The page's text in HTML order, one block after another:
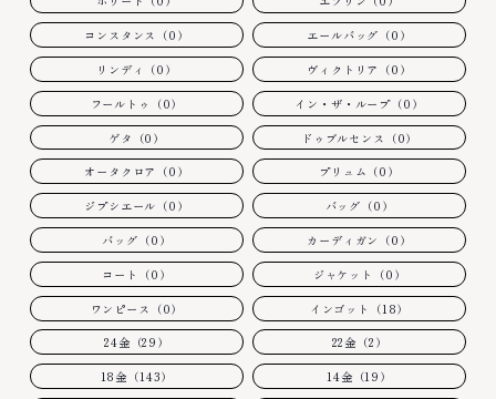
コンスタンス（0） エールバッグ（0）
リンディ（0） ヴィクトリア（0）
フールトゥ（0） イン・ザ・ループ（0）
ゲタ（0） ドゥブルセンス（0）
オータクロア（0） プリュム（0）
ジプシエール（0） バッグ（0）
バッグ（0） カーディガン（0）
コート（0） ジャケット（0）
ワンピース（0） インゴット（18）
24金（29） 22金（2）
18金（143） 14金（19）